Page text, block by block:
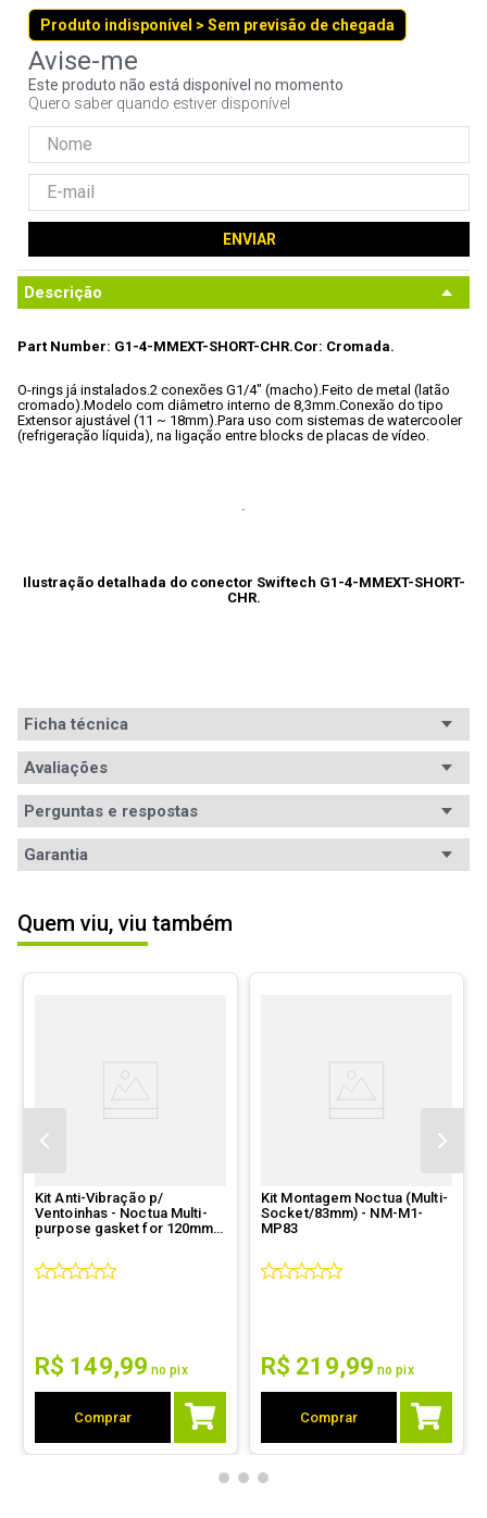
Produto indisponível > Sem previsão de chegada
Este produto não está disponível no momento
Quero saber quando estiver disponível
ENVIAR
Descrição
Part Number: G1-4-MMEXT-SHORT-CHR.Cor: Cromada.
O-rings já instalados.2 conexões G1/4" (macho).Feito de metal (latão
cromado).Modelo com diâmetro interno de 8,3mm.Conexão do tipo
Extensor ajustável (11 ~ 18mm).Para uso com sistemas de watercooler
(refrigeração líquida), na ligação entre blocks de placas de vídeo.
Ilustração detalhada do conector Swiftech G1-4-MMEXT-SHORT-
CHR.
Ficha técnica
Conteúdo da
embalagem
Uma extensor Swiftech G1-4-MMEXT-SHORT-CHR.
Equipamentos
compatíveis
Duas conexões G1/4" (macho).
Outras
informações
Nenhuma.
Avaliações
Avaliações
ESCREVER AVALIAÇÃO
Perguntas e respostas
Garantia
Quem viu, viu também
Kit Anti-Vibração p/
Ventoinhas - Noctua Multi-
purpose gasket for 120mm
fans - NV-MPG1-12 BLACK
R$ 149,99 no pix
Comprar
Kit Montagem Noctua (Multi-
Socket/83mm) - NM-M1-
MP83
R$ 219,99 no pix
Comprar
9º
fractal